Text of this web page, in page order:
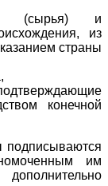
(сырья) и
из
страны
конечной
подписываются
им